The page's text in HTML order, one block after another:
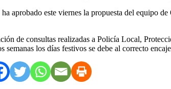
aprobado este viernes la propuesta del equipo
de consultas realizadas a Policía Local,
los días festivos se debe al correcto